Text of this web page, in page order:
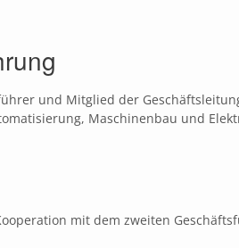
und Mitglied der
Maschinenbau und
mit dem zweiten